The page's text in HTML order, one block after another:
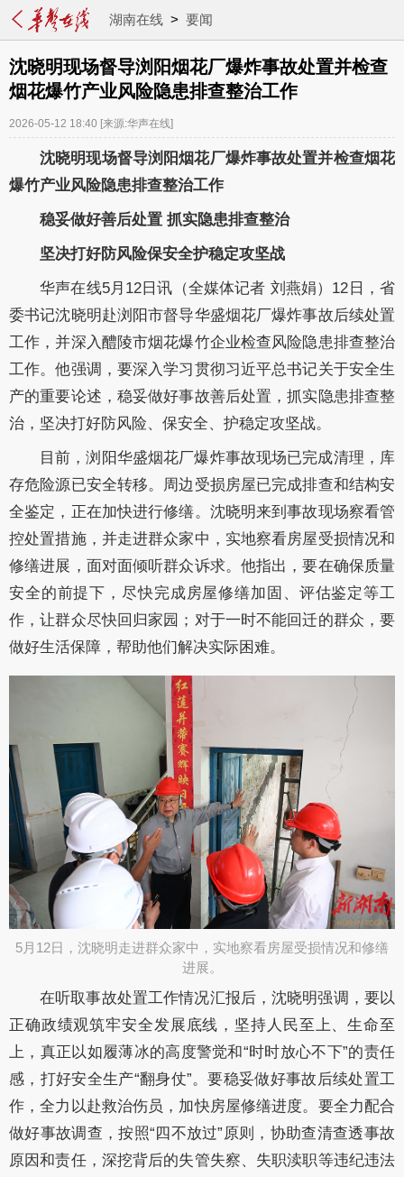
湖南在线> 要闻
沈晓明现场督导浏阳烟花厂爆炸事故处置并检查
烟花爆竹产业风险隐患排查整治工作
2026-05-12 18:40 [来源:华声在线]
沈晓明现场督导浏阳烟花厂爆炸事故处置并检查烟花
爆竹产业风险隐患排查整治工作
稳妥做好善后处置 抓实隐患排查整治
坚决打好防风险保安全护稳定攻坚战
华声在线5月12日讯（全媒体记者 刘燕娟）12日，省
委书记沈晓明赴浏阳市督导华盛烟花厂爆炸事故后续处置
工作，并深入醴陵市烟花爆竹企业检查风险隐患排查整治
工作。他强调，要深入学习贯彻习近平总书记关于安全生
产的重要论述，稳妥做好事故善后处置，抓实隐患排查整
治，坚决打好防风险、保安全、护稳定攻坚战。
目前，浏阳华盛烟花厂爆炸事故现场已完成清理，库
存危险源已安全转移。周边受损房屋已完成排查和结构安
全鉴定，正在加快进行修缮。沈晓明来到事故现场察看管
控处置措施，并走进群众家中，实地察看房屋受损情况和
修缮进展，面对面倾听群众诉求。他指出，要在确保质量
安全的前提下，尽快完成房屋修缮加固、评估鉴定等工
作，让群众尽快回归家园；对于一时不能回迁的群众，要
做好生活保障，帮助他们解决实际困难。
5月12日，沈晓明走进群众家中，实地察看房屋受损情况和修缮
进展。​
在听取事故处置工作情况汇报后，沈晓明强调，要以
正确政绩观筑牢安全发展底线，坚持人民至上、生命至
上，真正以如履薄冰的高度警觉和“时时放心不下”的责任
感，打好安全生产“翻身仗”。要稳妥做好事故后续处置工
作，全力以赴救治伤员，加快房屋修缮进度。要全力配合
做好事故调查，按照“四不放过”原则，协助查清查透事故
原因和责任，深挖背后的失管失察、失职渎职等违纪违法